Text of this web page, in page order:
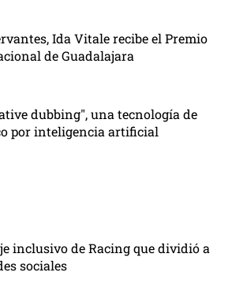
Ida Vitale recibe el Premio
de Guadalajara
dubbing", una tecnología de
por inteligencia artificial
inclusivo de Racing que dividió a
sociales